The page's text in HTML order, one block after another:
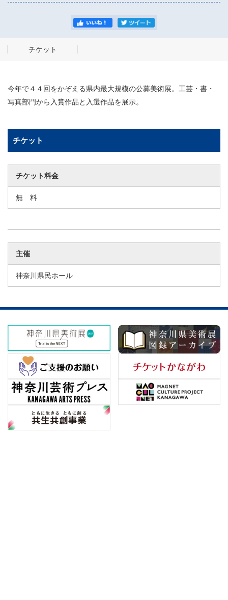
チケット
今年で４４回をかぞえる県内最大規模の公募美術展。工芸・書・
写真部門から入賞作品と入選作品を展示。
チケット
チケット料金
無 料
主催
神奈川県民ホール